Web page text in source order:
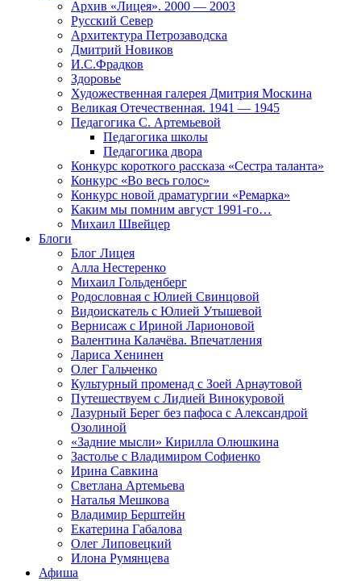
Архив «Лицея». 2000 — 2003
Русский Север
Архитектура Петрозаводска
Дмитрий Новиков
И.С.Фрадков
Здоровье
Художественная галерея Дмитрия Москина
Великая Отечественная. 1941 — 1945
Педагогика С. Артемьевой
Педагогика школы
Педагогика двора
Конкурс короткого рассказа «Сестра таланта»
Конкурс «Во весь голос»
Конкурс новой драматургии «Ремарка»
Каким мы помним август 1991-го…
Михаил Швейцер
Блоги
Блог Лицея
Алла Нестеренко
Михаил Гольденберг
Родословная с Юлией Свинцовой
Видоискатель с Юлией Утышевой
Вернисаж с Ириной Ларионовой
Валентина Калачёва. Впечатления
Лариса Хенинен
Олег Гальченко
Культурный променад с Зоей Арнаутовой
Путешествуем с Лидией Винокуровой
Лазурный Берег без пафоса с Александрой
Озолиной
«Задние мысли» Кирилла Олюшкина
Застолье с Владимиром Софиенко
Ирина Савкина
Светлана Артемьева
Наталья Мешкова
Владимир Берштейн
Екатерина Габалова
Олег Липовецкий
Илона Румянцева
Афиша